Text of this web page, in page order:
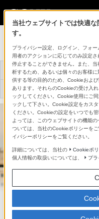
[法人向け] カメラ
トップ おすすめ商
お役立ち情報 お問い合わ
当社ウェブサイトでは快適
す。
プライバシー設定、ログイン、フォ
用者のアクションに応じてのみ設定
停止することができません。また、
析するため、あるいは個々のお客様
供する等の目的のため、Cookieおよ
あります。それらのCookieの受け入
ックしてください。Cookie使用にご
ックして下さい。Cookie設定をカス
ください。Cookieの設定をいつでも
よっては、このウェブサイトの機能
ついては、当社のCookieポリシーを
イバシーポリシーをご覧ください。
詳細については、当社の Cookieポ
個人情報の取扱いについては、
プ